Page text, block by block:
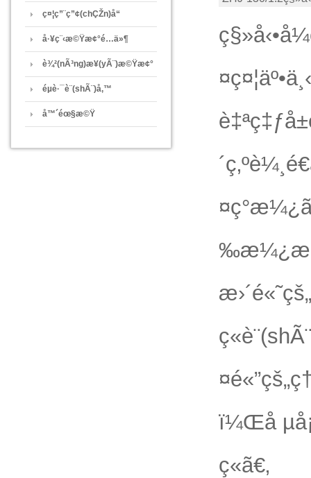
ç¤¦ç”¨ç”¢(chÇŽn)å“
å·¥ç¨‹æ©Ÿæ¢°é…ä»¶
è¾²(nÃ³ng)æ¥­(yÃ¨)æ©Ÿæ¢°
éµè·¯è¨­(shÃ¨)å‚™
å™´éœ§æ©Ÿ
ï¼Œå
ç«ã€‚